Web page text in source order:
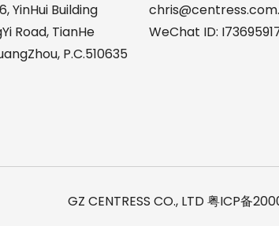
YinHui Building
Road, TianHe
P.C.510635
WeChat ID:
GZ CENTRESS CO., LTD 粤ICP备